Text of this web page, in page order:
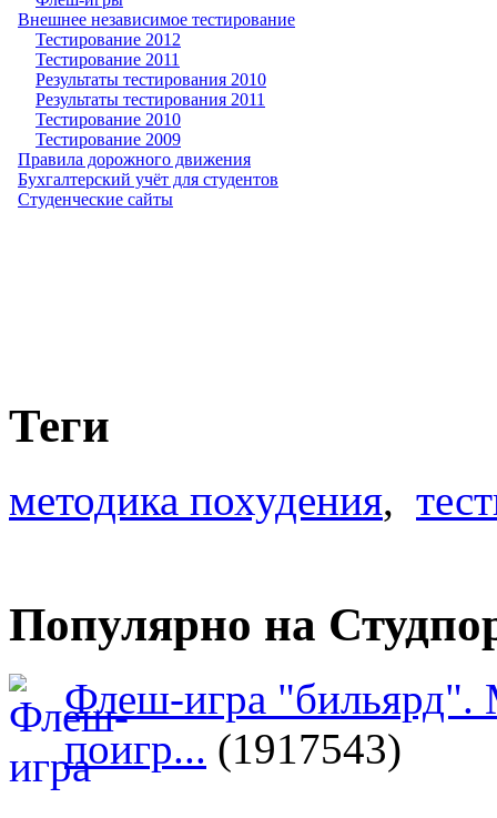
Внешнее независимое тестирование
Тестирование 2012
Тестирование 2011
Результаты тестирования 2010
Результаты тестирования 2011
Тестирование 2010
Тестирование 2009
Правила дорожного движения
Бухгалтерский учёт для студентов
Студенческие сайты
Теги
методика похудения,
Популярно на
Флеш-игра "бильярд".
поигр... (1917543)